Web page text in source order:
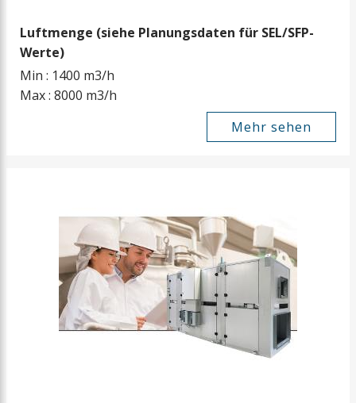
Luftmenge (siehe Planungsdaten für SEL/SFP-
Werte)
Min : 1400 m3/h
Max : 8000 m3/h
Mehr sehen